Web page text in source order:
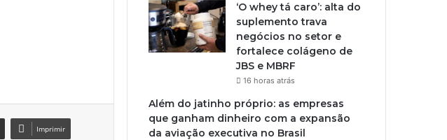
Imprimir
‘O whey tá caro’: alta do
suplemento trava
negócios no setor e
fortalece colágeno de
JBS e MBRF
16 horas atrás
Além do jatinho próprio: as empresas
que ganham dinheiro com a expansão
da aviação executiva no Brasil